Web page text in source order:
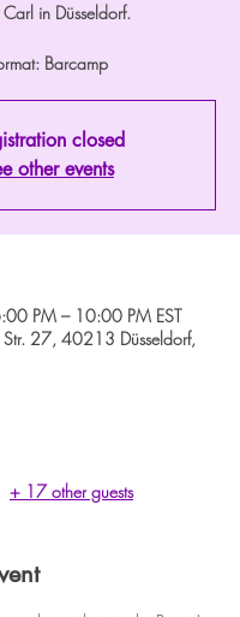
Carl in Düsseldorf.
Barcamp
closed
other events
PM – 10:00 PM EST
Str. 27, 40213 Düsseldorf,
+ 17 other guests